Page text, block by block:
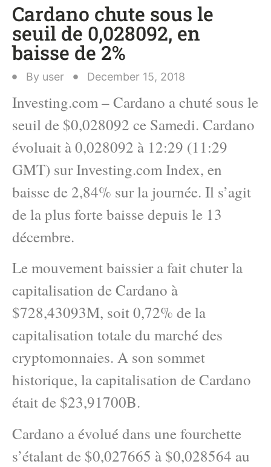
Cardano chute sous le
seuil de 0,028092, en
baisse de 2%
By user December 15, 2018
Investing.com – Cardano a chuté sous le
seuil de $0,028092 ce Samedi. Cardano
évoluait à 0,028092 à 12:29 (11:29
GMT) sur Investing.com Index, en
baisse de 2,84% sur la journée. Il s’agit
de la plus forte baisse depuis le 13
décembre.
Le mouvement baissier a fait chuter la
capitalisation de Cardano à
$728,43093M, soit 0,72% de la
capitalisation totale du marché des
cryptomonnaies. A son sommet
historique, la capitalisation de Cardano
était de $23,91700B.
Cardano a évolué dans une fourchette
s’étalant de $0,027665 à $0,028564 au